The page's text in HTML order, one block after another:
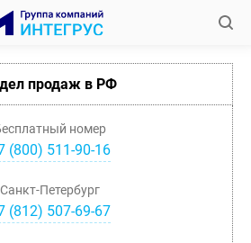
продаж в РФ
номер
(800) 511-90-16
Санкт-Петербург
(812) 507-69-67